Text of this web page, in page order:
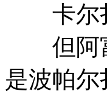
卡尔扎
但阿富
是波帕尔